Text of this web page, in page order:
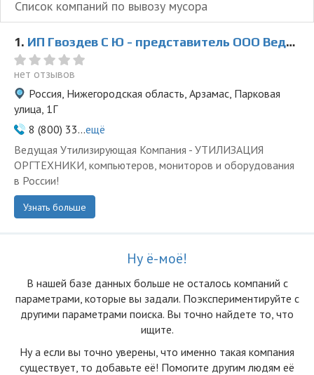
Список компаний по вывозу мусора
1. ИП Гвоздев С Ю - представитель ООО Ведущая Утилизирующая Компания
нет отзывов
Россия, Нижегородская область, Арзамас, Парковая
улица, 1Г
8 (800) 33...ещё
Ведущая Утилизирующая Компания - УТИЛИЗАЦИЯ
ОРГТЕХНИКИ, компьютеров, мониторов и оборудования
в России!
Узнать больше
Ну ё-моё!
В нашей базе данных больше не осталоcь компаний с
параметрами, которые вы задали. Поэкспериментируйте с
другими параметрами поиска. Вы точно найдете то, что
ищите.
Ну а если вы точно уверены, что именно такая компания
существует, то добавьте её! Помогите другим людям её